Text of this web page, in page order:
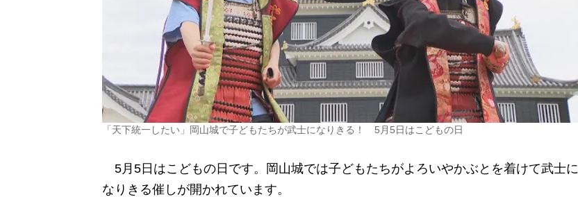
「天下統一したい」岡山城で子どもたちが武士になりきる！ 5月5日はこどもの日
5月5日はこどもの日です。岡山城では子どもたちがよろいやかぶとを着けて武士に
なりきる催しが開かれています。